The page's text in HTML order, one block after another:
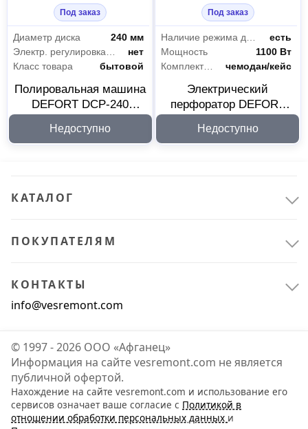
Под заказ
Диаметр диска
240 мм
нет
Класс товара
бытовой
Полировальная машина
DEFORT DCP-240
Недоступно
Под заказ
есть
Мощность
1100 Вт
Комплектация
чемодан/кейс
Электрический
перфоратор DEFORT
Недоступно
КАТАЛОГ
ПОКУПАТЕЛЯМ
КОНТАКТЫ
info@vesremont.com
© 1997 - 2026 ООО «Афганец»
Информация на сайте vesremont.com не является
публичной офертой.
Нахождение на сайте vesremont.com и использование его
сервисов означает ваше согласие с Политикой в
отношении обработки персональных данных и